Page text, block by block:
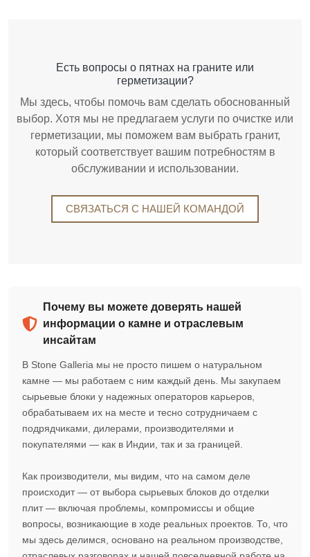
Есть вопросы о пятнах на граните или
герметизации?
Мы здесь, чтобы помочь вам сделать обоснованный
выбор. Хотя мы не предлагаем услуги по очистке или
герметизации, мы поможем вам выбрать гранит,
который соответствует вашим потребностям в
обслуживании и использовании.
СВЯЗАТЬСЯ С НАШЕЙ КОМАНДОЙ
Почему вы можете доверять нашей
информации о камне и отраслевым
инсайтам
В Stone Galleria мы не просто пишем о натуральном
камне — мы работаем с ним каждый день. Мы закупаем
сырьевые блоки у надежных операторов карьеров,
обрабатываем их на месте и тесно сотрудничаем с
подрядчиками, дилерами, производителями и
покупателями — как в Индии, так и за границей.
Как производители, мы видим, что на самом деле
происходит — от выбора сырьевых блоков до отделки
плит — включая проблемы, компромиссы и общие
вопросы, возникающие в ходе реальных проектов. То, что
мы здесь делимся, основано на реальном производстве,